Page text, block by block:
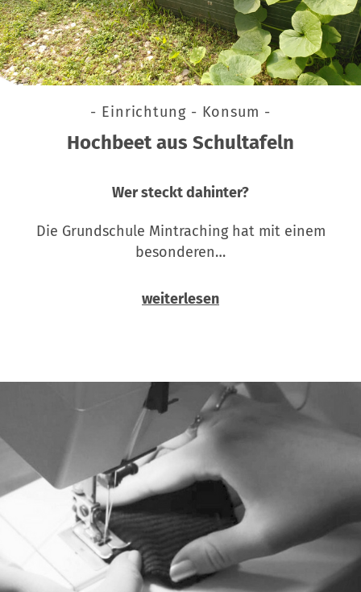
- Einrichtung - Konsum -
Hochbeet aus Schultafeln
Wer steckt dahinter?
Die Grundschule Mintraching hat mit einem
besonderen…
weiterlesen